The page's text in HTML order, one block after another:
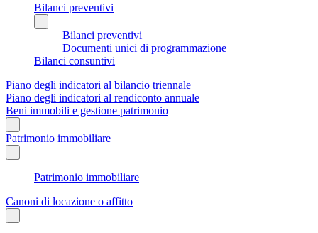
Bilanci preventivi
Bilanci preventivi
Documenti unici di programmazione
Bilanci consuntivi
Piano degli indicatori al bilancio triennale
Piano degli indicatori al rendiconto annuale
Beni immobili e gestione patrimonio
Patrimonio immobiliare
Patrimonio immobiliare
Canoni di locazione o affitto